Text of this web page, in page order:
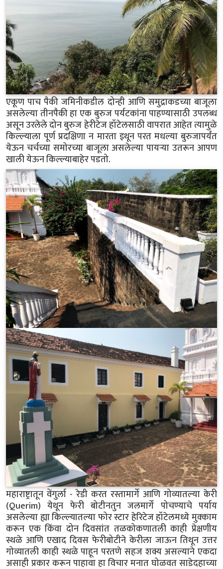
एकूण पाच पैकी जमिनीकडील दोन्ही आणि समुद्राकडच्या बाजूला
असलेल्या तीनपैकी हा एक बुरुज पर्यटकांना पाहण्यासाठी उपलब्ध
असून उरलेले दोन बुरुज हेरीटेज हॉटेलसाठी वापरात आहेत त्यामुळे
किल्ल्याला पूर्ण प्रदक्षिणा न मारता इथून परत मधल्या बुरुजापर्यंत
येऊन चर्चच्या समोरच्या बाजूला असलेल्या पायऱ्या उतरून आपण
खाली येऊन किल्ल्याबाहेर पडतो.
महाराष्ट्रातून वेंगुर्ला - रेडी करत रस्तामार्गे आणि गोव्यातल्या केरी
(Querim) येथून फेरी बोटीनतुन जलमार्गे पोचण्याचे पर्याय
असलेल्या ह्या किल्ल्यातल्या फोर स्टार हेरिटेज हॉटेलमध्ये मुक्काम
करून एक किंवा दोन दिवसांत तळकोकणातली काही प्रेक्षणीय
स्थळे आणि एखाद दिवस फेरीबोटीने केरीला जाऊन तिथून उत्तर
गोव्यातली काही स्थळे पाहून परतणे सहज शक्य असल्याने एकदा
असाही प्रकार करून पाहावा हा विचार मनात घोळवत साडेदहाच्या